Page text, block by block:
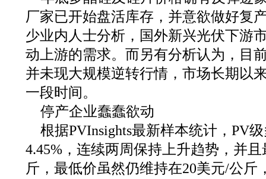
厂家已开始盘活库存，并意欲做好复
少业内人士分析，国外新兴光伏下游
动上游的需求。而另有分析认为，目
并未现大规模逆转行情，市场长期以
一段时间。
停产企业蠢蠢欲动
根据PVInsights最新样本统计，PV
4.45%，连续两周保持上升趋势，并
斤，最低价虽然仍维持在20美元/公斤